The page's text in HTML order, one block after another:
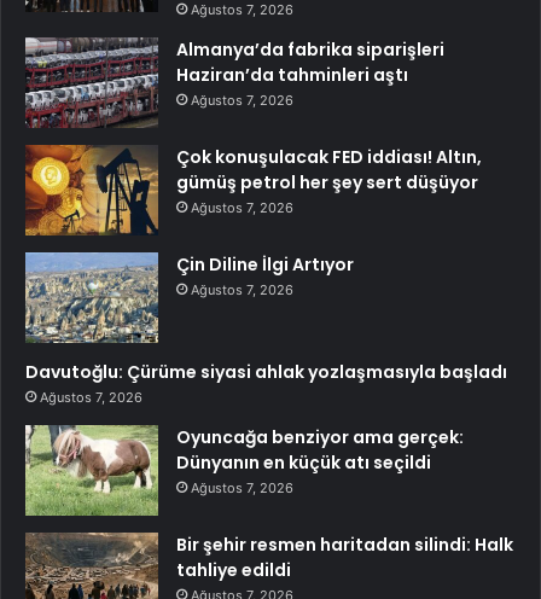
Ağustos 7, 2026
Almanya’da fabrika siparişleri
Haziran’da tahminleri aştı
Ağustos 7, 2026
Çok konuşulacak FED iddiası! Altın,
gümüş petrol her şey sert düşüyor
Ağustos 7, 2026
Çin Diline İlgi Artıyor
Ağustos 7, 2026
Davutoğlu: Çürüme siyasi ahlak yozlaşmasıyla başladı
Ağustos 7, 2026
Oyuncağa benziyor ama gerçek:
Dünyanın en küçük atı seçildi
Ağustos 7, 2026
Bir şehir resmen haritadan silindi: Halk
tahliye edildi
Ağustos 7, 2026